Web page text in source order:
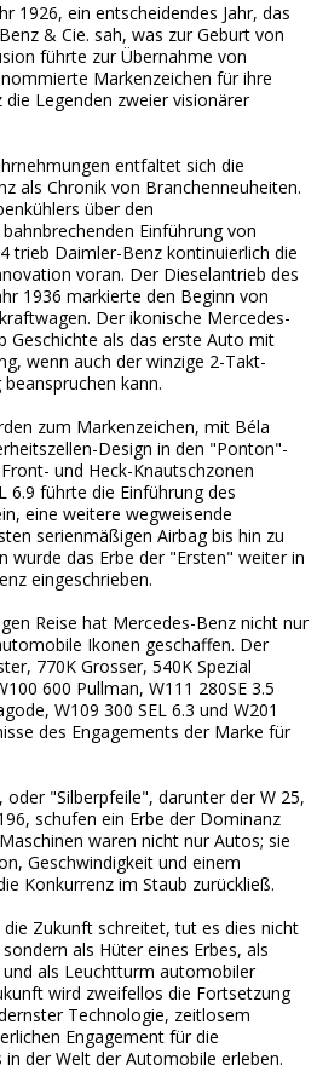
1926, ein entscheidendes Jahr, das
& Cie. sah, was zur Geburt von
führte zur Übernahme von
Markenzeichen für ihre
Legenden zweier visionärer
entfaltet sich die
als Chronik von Branchenneuheiten.
über den
Einführung von
trieb Daimler-Benz kontinuierlich die
voran. Der Dieselantrieb des
1936 markierte den Beginn von
Der ikonische Mercedes-
Geschichte als das erste Auto mit
wenn auch der winzige 2-Takt-
kann.
zum Markenzeichen, mit Béla
Design in den "Ponton"-
und Heck-Knautschzonen
6.9 führte die Einführung des
eine weitere wegweisende
serienmäßigen Airbag bis hin zu
wurde das Erbe der "Ersten" weiter in
eingeschrieben.
Reise hat Mercedes-Benz nicht nur
Ikonen geschaffen. Der
770K Grosser, 540K Spezial
600 Pullman, W111 280SE 3.5
W109 300 SEL 6.3 und W201
des Engagements der Marke für
oder "Silberpfeile", darunter der W 25,
schufen ein Erbe der Dominanz
waren nicht nur Autos; sie
Geschwindigkeit und einem
Konkurrenz im Staub zurückließ.
Zukunft schreitet, tut es dies nicht
als Hüter eines Erbes, als
als Leuchtturm automobiler
wird zweifellos die Fortsetzung
Technologie, zeitlosem
Engagement für die
in der Welt der Automobile erleben.